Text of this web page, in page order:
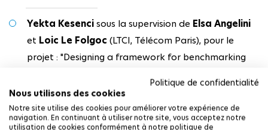
Politique de confidentialité
Nous utilisons des cookies
Notre site utilise des cookies pour améliorer votre expérience de
navigation. En continuant à utiliser notre site, vous acceptez notre
utilisation de cookies conformément à notre politique de
Yekta Kesencisous la supervision de Elsa Angelini
et Loic Le Folgoc (LTCI, Télécom Paris), pour le
projet : "Designing a framework for benchmarking
robust and fair are you?"